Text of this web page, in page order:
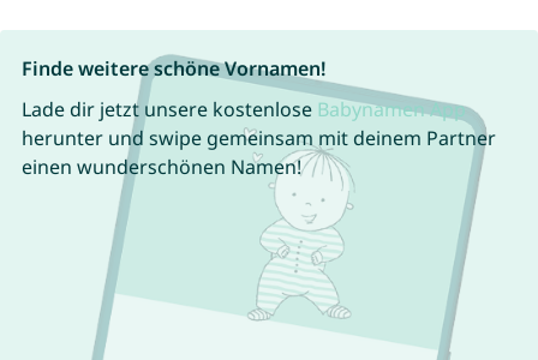
Finde weitere schöne Vornamen!
Lade dir jetzt unsere kostenlose Babynamen App
herunter und swipe gemeinsam mit deinem Partner
einen wunderschönen Namen!